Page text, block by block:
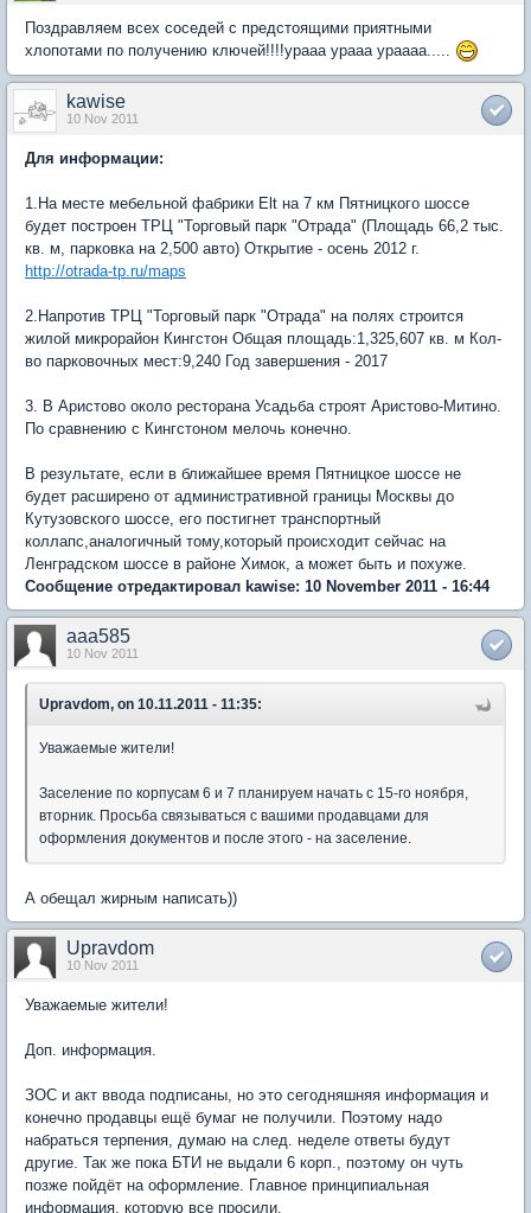
Поздравляем всех соседей с предстоящими приятными
хлопотами по получению ключей!!!!урааа урааа ураааа.....
kawise
10 Nov 2011
Для информации:
1.На месте мебельной фабрики Elt на 7 км Пятницкого шоссе
будет построен ТРЦ "Торговый парк "Отрада" (Площадь 66,2 тыс.
кв. м, парковка на 2,500 авто) Открытие - осень 2012 г.
http://otrada-tp.ru/maps
2.Напротив ТРЦ "Торговый парк "Отрада" на полях строится
жилой микрорайон Кингстон Общая площадь:1,325,607 кв. м Кол-
во парковочных мест:9,240 Год завершения - 2017
3. В Аристово около ресторана Усадьба строят Аристово-Митино.
По сравнению с Кингстоном мелочь конечно.
В результате, если в ближайшее время Пятницкое шоссе не
будет расширено от административной границы Москвы до
Кутузовского шоссе, его постигнет транспортный
коллапс,аналогичный тому,который происходит сейчас на
Ленградском шоссе в районе Химок, а может быть и похуже.
Сообщение отредактировал kawise: 10 November 2011 - 16:44
aaa585
10 Nov 2011
Upravdom, on 10.11.2011 - 11:35:
Уважаемые жители!
Заселение по корпусам 6 и 7 планируем начать с 15-го ноября,
вторник. Просьба связываться с вашими продавцами для
оформления документов и после этого - на заселение.
А обещал жирным написать))
Upravdom
10 Nov 2011
Уважаемые жители!
Доп. информация.
ЗОС и акт ввода подписаны, но это сегодняшняя информация и
конечно продавцы ещё бумаг не получили. Поэтому надо
набраться терпения, думаю на след. неделе ответы будут
другие. Так же пока БТИ не выдали 6 корп., поэтому он чуть
позже пойдёт на оформление. Главное принципиальная
информация, которую все просили.